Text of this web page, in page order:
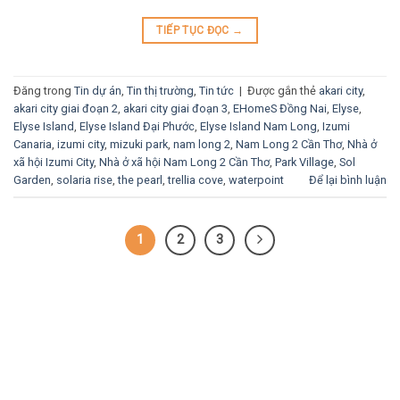
TIẾP TỤC ĐỌC →
Đăng trong Tin dự án, Tin thị trường, Tin tức | Được gắn thẻ akari city,
akari city giai đoạn 2, akari city giai đoạn 3, EHomeS Đồng Nai, Elyse,
Elyse Island, Elyse Island Đại Phước, Elyse Island Nam Long, Izumi
Canaria, izumi city, mizuki park, nam long 2, Nam Long 2 Cần Thơ, Nhà ở
xã hội Izumi City, Nhà ở xã hội Nam Long 2 Cần Thơ, Park Village, Sol
Garden, solaria rise,the pearl ,trellia cove, waterpoint Để lại bình luận
1 2 3